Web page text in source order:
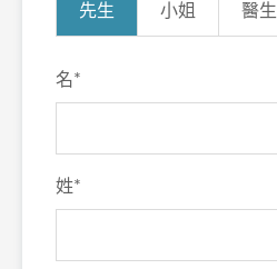
先生 小姐 醫生
名*
姓*